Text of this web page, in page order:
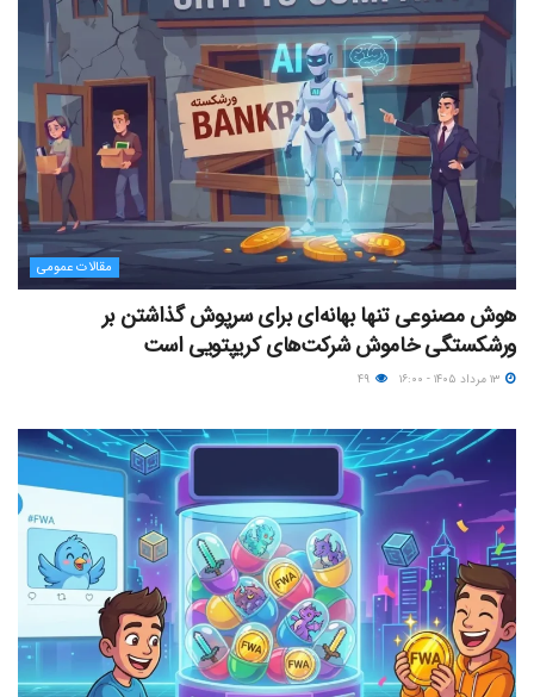
مقالات عمومی
هوش مصنوعی تنها بهانه‌ای برای سرپوش گذاشتن بر
ورشکستگی خاموش شرکت‌های کریپتویی است